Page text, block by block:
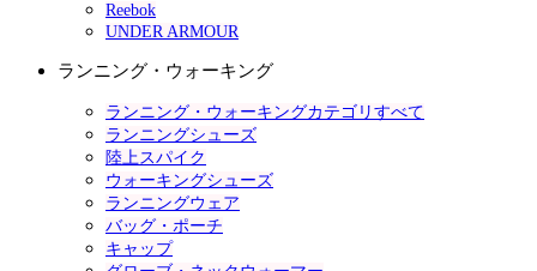
Reebok
UNDER ARMOUR
ランニング・ウォーキング
ランニング・ウォーキングカテゴリすべて
ランニングシューズ
陸上スパイク
ウォーキングシューズ
ランニングウェア
バッグ・ポーチ
キャップ